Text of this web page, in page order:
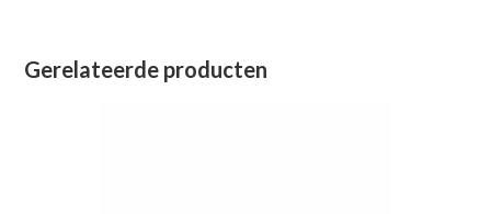
Gerelateerde producten